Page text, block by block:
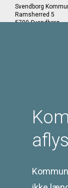
Svendborg
Ramsherred 5
5700 Svendborg
COWI PLAN